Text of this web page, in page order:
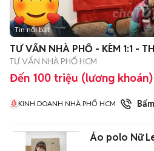
Tin nổi bật
TƯ VẤN NHÀ PHỐ - KÈM 1:1 -
TƯ VẤN NHÀ PHỐ HCM
Đến 100 triệu (lương khoán)
KINH DOANH NHÀ PHỐ HCM 1đã bán
Áo polo Nữ